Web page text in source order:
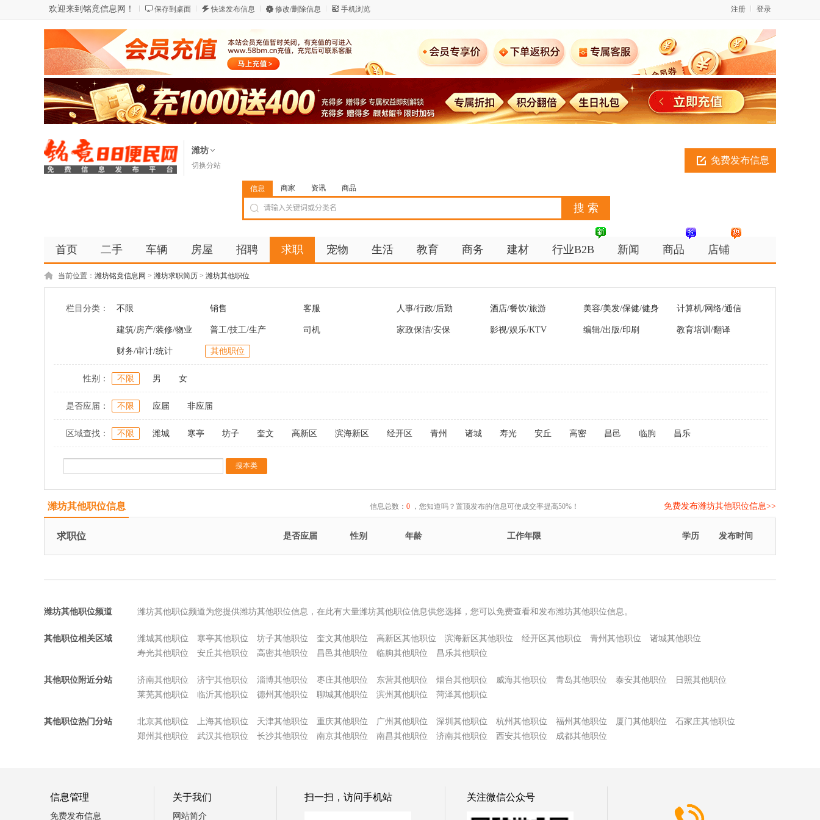
欢迎来到铭竟信息网！ 保存到桌面 快速发布信息 修改/删除信息 手机浏览 登录
注册
潍坊
切换分站 免费发布信息
信息 商家 资讯 商品
首页 二手 车辆 房屋 招聘 求职 宠物 生活 教育 商务 建材 行业B2B 新闻 商品 店铺
当前位置： 潍坊铭竟信息网 > 潍坊求职简历 > 潍坊其他职位
栏目分类： 不限 销售 客服 人事/行政/后勤 酒店/餐饮/旅游 美容/美发/保健/健身 计算机/网络/通信
建筑/房产/装修/物业 普工/技工/生产 司机 家政保洁/安保 影视/娱乐/KTV 编辑/出版/印刷 教育培训/翻译
财务/审计/统计 其他职位
性别： 不限 男 女
是否应届： 不限 应届 非应届
区域查找： 不限 潍城 寒亭 坊子 奎文 高新区 滨海新区 经开区 青州 诸城 寿光 安丘 高密 昌邑 临朐 昌乐
潍坊其他职位信息 信息总数： 0，您知道吗？置顶发布的信息可使成交率提高50%！ 免费发布潍坊其他职位信息>>
求职位 发布时间
是否应届 性别 年龄 学历
工作年限
潍坊其他职位频道 潍坊其他职位频道为您提供潍坊其他职位信息，在此有大量潍坊其他职位信息供您选择，您可以免费查看和发布潍坊其他职位信息。
其他职位相关区域 潍城其他职位 寒亭其他职位 坊子其他职位 奎文其他职位 高新区其他职位 滨海新区其他职位 经开区其他职位 青州其他职位
诸城其他职位
寿光其他职位
安丘其他职位 高密其他职位 昌邑其他职位 临朐其他职位 昌乐其他职位
其他职位附近分站 济南其他职位 济宁其他职位 淄博其他职位 枣庄其他职位 东营其他职位 烟台其他职位 威海其他职位 青岛其他职位 泰安其他职位
日照其他职位
莱芜其他职位
临沂其他职位 德州其他职位 聊城其他职位 滨州其他职位 菏泽其他职位
其他职位热门分站 北京其他职位 上海其他职位 天津其他职位 重庆其他职位 广州其他职位 深圳其他职位 杭州其他职位 福州其他职位 厦门其他职位
石家庄其他职位
郑州其他职位
武汉其他职位 长沙其他职位 南京其他职位 南昌其他职位 济南其他职位 西安其他职位 成都其他职位
信息管理
免费发布信息
关于我们
网站简介
扫一扫，访问手机站 关注微信公众号